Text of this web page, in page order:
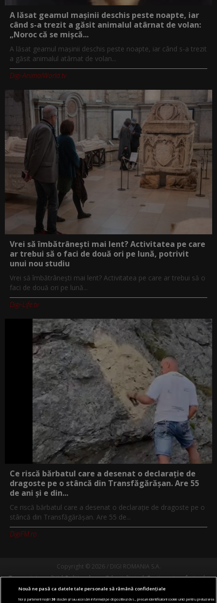
A lăsat geamul mașinii deschis peste noapte, iar
când s-a trezit a găsit animalul atârnat de volan:
„Noroc că se mișcă...
A lăsat geamul mașinii deschis peste noapte, iar când s-a trezit
a găsit animalul atârnat de volan...
Digi-AnimalWorld.tv
Vrei să îmbătrânești mai lent? Activitatea pe care
ar trebui să o faci de două ori pe lună, potrivit
unui nou studiu
Vrei să îmbătrânești mai lent? Activitatea pe care ar trebui să o
faci de două ori pe lună...
Digi-Life.tv
Ce riscă bărbatul care a desenat o declarație de
dragoste pe o stâncă din Transfăgărășan. Are 55
de ani și e din...
Ce riscă bărbatul care a desenat o declarație de dragoste pe o
stâncă din Transfăgărășan. Are 55 de...
DigiFM.ro
Copyright © 2026 / DIGI ROMANIA S.A.
Termeni si conditii
Politica de confidentialitate
Gestionați preferințele
Comunicate de presă
Abonare Digi TV Contact/Info
Nouă ne pasă ca datele tale personale să rămână confidențiale
Noi și partenerii noștri30stocăm și/sau accesăm informații pe dispozitivul dvs., precum identificatorii cookie unici pentru prelucrarea